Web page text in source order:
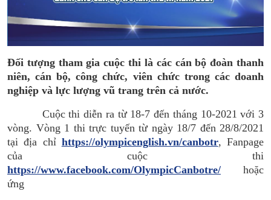
Đối tượng tham gia cuộc thi là các cán bộ đoàn thanh
niên, cán bộ, công chức, viên chức trong các doanh
nghiệp và lực lượng vũ trang trên cả nước.
Cuộc thi diễn ra từ 18-7 đến tháng 10-2021 với 3
vòng. Vòng 1 thi trực tuyến từ ngày 18/7 đến 28/8/2021
tại địa chỉ https://olympicenglish.vn/canbotr, Fanpage
của cuộc thi
https://www.facebook.com/OlympicCanbotre/ hoặc
ứng